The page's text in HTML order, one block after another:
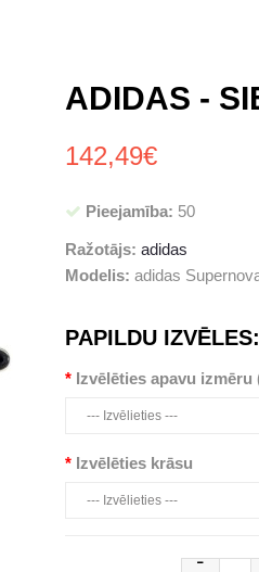
ADIDAS -
142,49€
Pieejamība: 50
Ražotājs: adidas
Modelis: adidas
PAPILDU IZVĒLES:
Izvēlēties apavu izmēru
Izvēlēties krāsu